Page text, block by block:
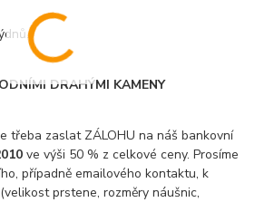
DRAHÝMI KAMENY
třeba zaslat ZÁLOHU na náš bankovní
ve výši 50 % z celkové ceny. Prosíme
případně emailového kontaktu, k
prstene, rozměry náušnic,